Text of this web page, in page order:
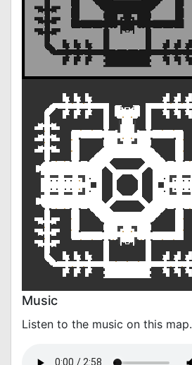
Music
Listen to the music on this map.